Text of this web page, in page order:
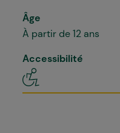
Âge
À partir de 12 ans
Accessibilité